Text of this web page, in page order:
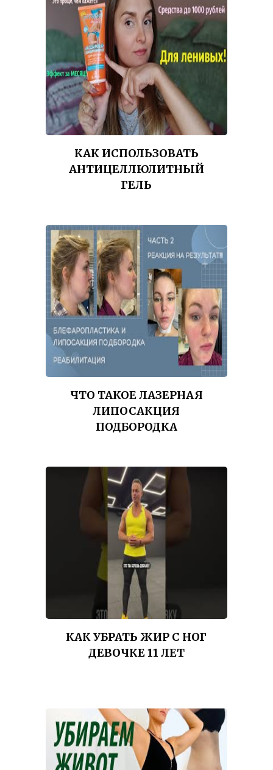
КАК ИСПОЛЬЗОВАТЬ
АНТИЦЕЛЛЮЛИТНЫЙ
ГЕЛЬ
ЧТО ТАКОЕ ЛАЗЕРНАЯ
ЛИПОСАКЦИЯ
ПОДБОРОДКА
КАК УБРАТЬ ЖИР С НОГ
ДЕВОЧКЕ 11 ЛЕТ